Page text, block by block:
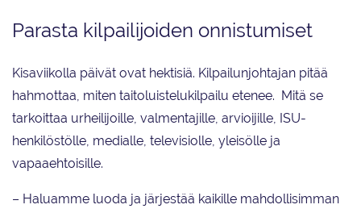
Parasta kilpailijoiden onnistumiset
Kisaviikolla päivät ovat hektisiä. Kilpailunjohtajan pitää
hahmottaa, miten taitoluistelukilpailu etenee. Mitä se
tarkoittaa urheilijoille, valmentajille, arvioijille, ISU-
henkilöstölle, medialle, televisiolle, yleisölle ja
vapaaehtoisille.
– Haluamme luoda ja järjestää kaikille mahdollisimman